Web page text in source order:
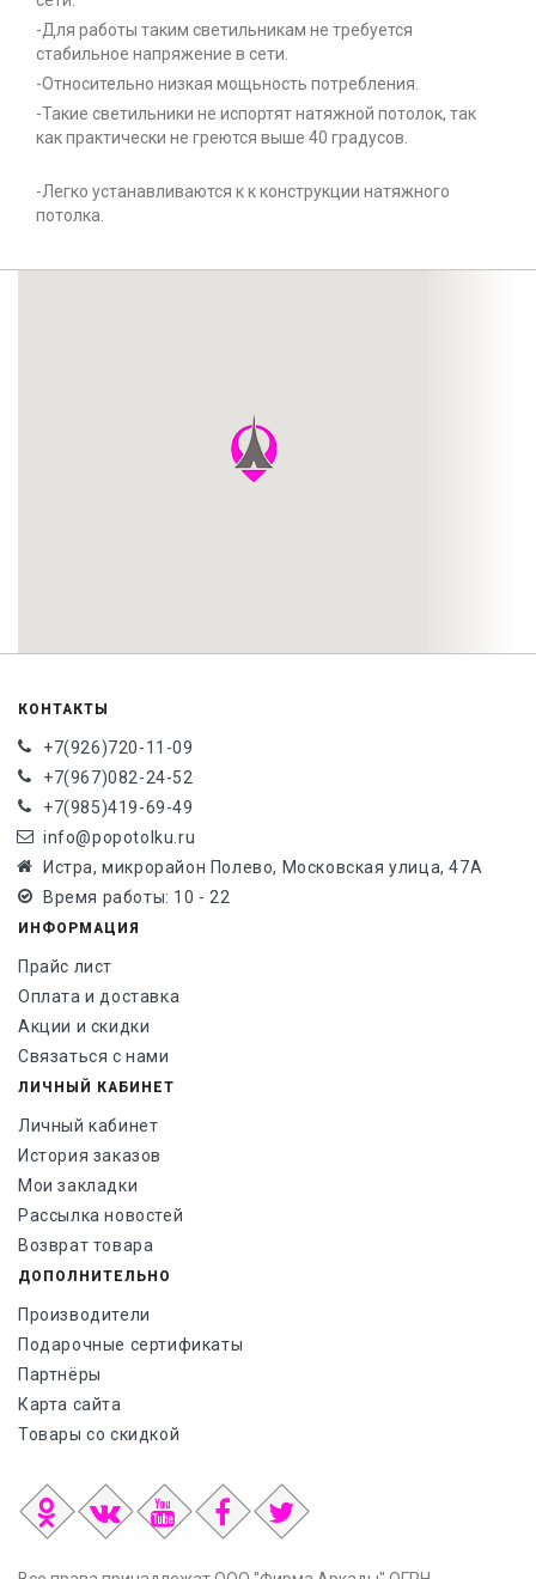
-Для работы таким светильникам не требуется
стабильное напряжение в сети.
-Относительно низкая мощьность потребления.
-Такие светильники не испортят натяжной потолок, так
как практически не греются выше 40 градусов.
-Легко устанавливаются к к конструкции натяжного
потолка.
КОНТАКТЫ
+7(926)720-11-09
+7(967)082-24-52
+7(985)419-69-49
info@popotolku.ru
Истра, микрорайон Полево, Московская улица, 47А
Время работы: 10 - 22
ИНФОРМАЦИЯ
Прайс лист
Оплата и доставка
Акции и скидки
Связаться с нами
ЛИЧНЫЙ КАБИНЕТ
Личный кабинет
История заказов
Мои закладки
Рассылка новостей
Возврат товара
ДОПОЛНИТЕЛЬНО
Производители
Подарочные сертификаты
Партнёры
Карта сайта
Товары со скидкой